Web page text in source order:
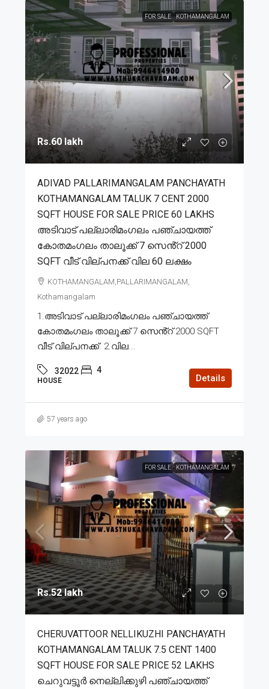
FOR SALE KOTHAMANGALAM
Rs.60 lakh
ADIVAD PALLARIMANGALAM PANCHAYATH
KOTHAMANGALAM TALUK 7 CENT 2000
SQFT HOUSE FOR SALE PRICE 60 LAKHS
അടിവാട് പല്ലാരിമംഗലം പഞ്ചായത്ത്
കോതമംഗലം താലൂക്ക് 7 സെൻ്റ് 2000
SQFT വീട് വില്പനക്ക് വില 60 ലക്ഷം
KOTHAMANGALAM,PALLARIMANGALAM,
Kothamangalam
1.അടിവാട് പല്ലാരിമംഗലം പഞ്ചായത്ത്
കോതമംഗലം താലൂക്ക് 7 സെൻ്റ് 2000 SQFT
വീട് വില്പനക്ക്. 2.വില...
32022 4
HOUSE Details
57 years ago
FOR SALE KOTHAMANGALAM
Rs.52 lakh
CHERUVATTOOR NELLIKUZHI PANCHAYATH
KOTHAMANGALAM TALUK 7.5 CENT 1400
SQFT HOUSE FOR SALE PRICE 52 LAKHS
ചെറുവട്ടൂർ നെല്ലിക്കുഴി പഞ്ചായത്ത്